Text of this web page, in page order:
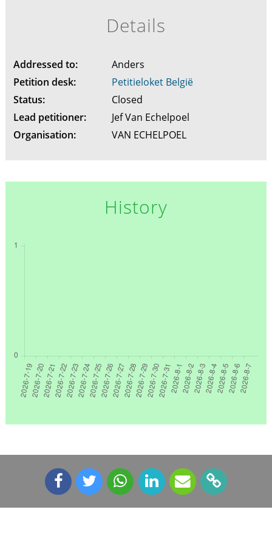
Details
Addressed to:
Anders
Petition desk:
Petitieloket België
Status:
Closed
Lead petitioner:
Jef Van Echelpoel
Organisation:
VAN ECHELPOEL
History